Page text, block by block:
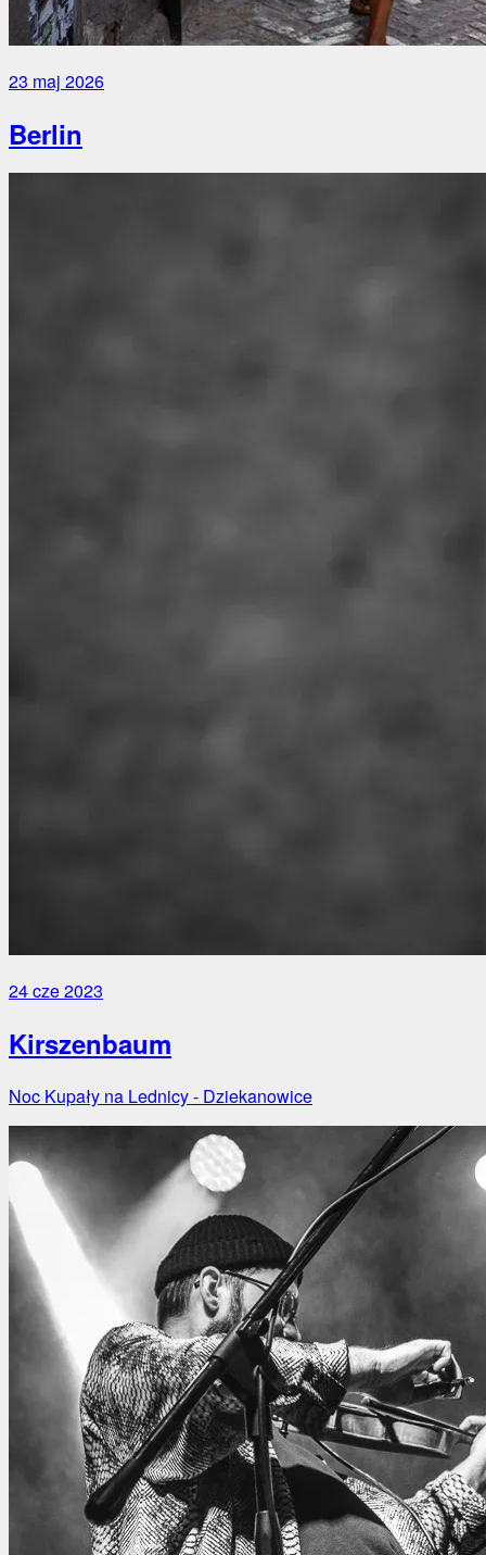
23 maj 2026
Berlin
24 cze 2023
Kirszenbaum
Noc Kupały na Lednicy - Dziekanowice